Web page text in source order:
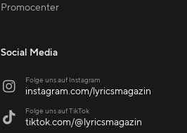
Promocenter
Social Media
 Folge uns auf Instagram
instagram.com/lyricsmagazin
 Folge uns auf TikTok
tiktok.com/@lyricsmagazin